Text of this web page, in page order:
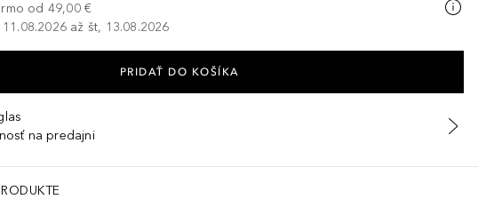
od 49,00 €
až št, 13.08.2026
PRIDAŤ DO KOŠÍKA
na predajni